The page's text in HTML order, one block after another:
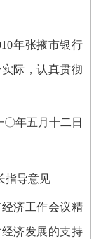
年张掖市银行
际，认真贯彻
〇年五月十二日
指导意见
济工作会议精
济发展的支持